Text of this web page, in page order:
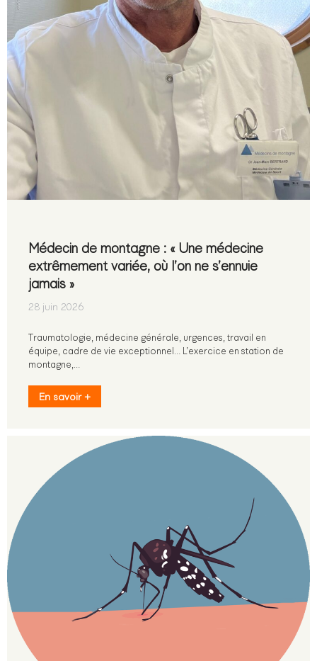
Médecin de montagne : « Une médecine
extrêmement variée, où l’on ne s’ennuie
jamais »
28 juin 2026
Traumatologie, médecine générale, urgences, travail en
équipe, cadre de vie exceptionnel… L’exercice en station de
montagne,…
En savoir +